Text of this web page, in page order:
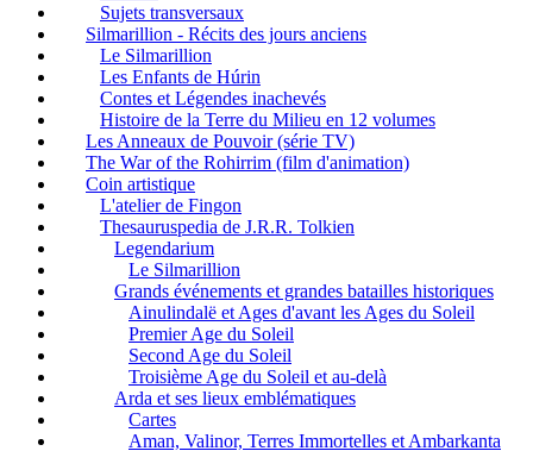
Sujets transversaux
Silmarillion - Récits des jours anciens
Le Silmarillion
Les Enfants de Húrin
Contes et Légendes inachevés
Histoire de la Terre du Milieu en 12 volumes
Les Anneaux de Pouvoir (série TV)
The War of the Rohirrim (film d'animation)
Coin artistique
L'atelier de Fingon
Thesauruspedia de J.R.R. Tolkien
Legendarium
Le Silmarillion
Grands événements et grandes batailles historiques
Ainulindalë et Ages d'avant les Ages du Soleil
Premier Age du Soleil
Second Age du Soleil
Troisième Age du Soleil et au-delà
Arda et ses lieux emblématiques
Cartes
Aman, Valinor, Terres Immortelles et Ambarkanta